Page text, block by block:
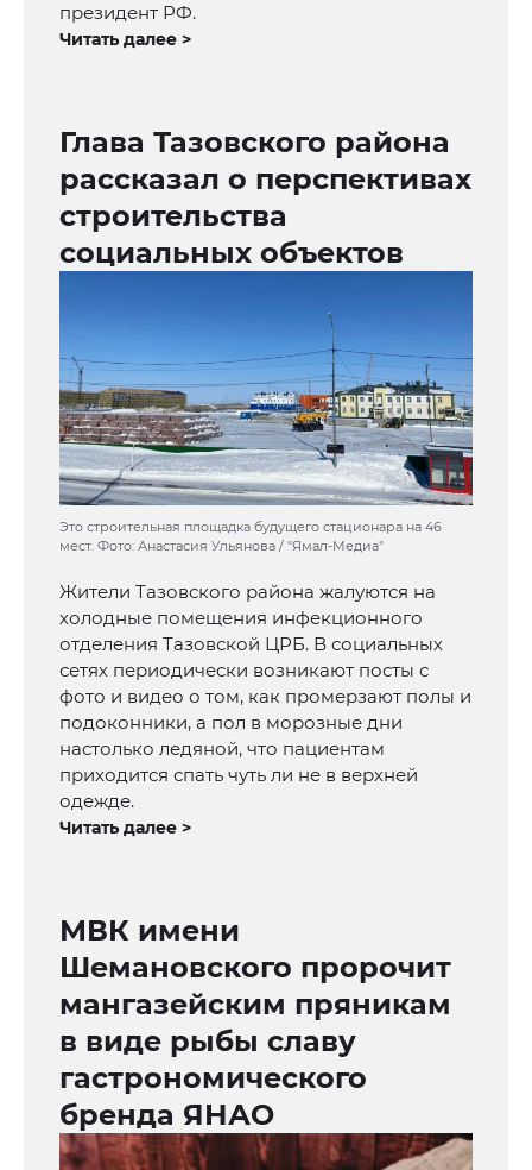
президент РФ.
Читать далее >
Глава Тазовского района
рассказал о перспективах
строительства
социальных объектов
Это строительная площадка будущего стационара на 46
мест. Фото: Анастасия Ульянова / "Ямал-Медиа"
Жители Тазовского района жалуются на
холодные помещения инфекционного
отделения Тазовской ЦРБ. В социальных
сетях периодически возникают посты с
фото и видео о том, как промерзают полы и
подоконники, а пол в морозные дни
настолько ледяной, что пациентам
приходится спать чуть ли не в верхней
одежде.
Читать далее >
МВК имени
Шемановского пророчит
мангазейским пряникам
в виде рыбы славу
гастрономического
бренда ЯНАО